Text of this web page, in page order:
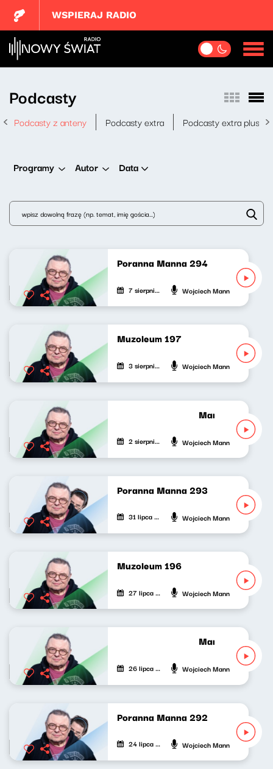
WSPIERAJ RADIO
Podcasty
Podcasty z anteny Podcasty extra Podcasty extra plus
Programy Autor Data
Poranna Manna 294
7 sierpnia 2026 Wojciech Mann
Muzoleum 197
3 sierpnia 2026 Wojciech Mann
Manniak po
2 sierpnia 2026 Wojciech Mann
Poranna Manna 293
31 lipca 2026 Wojciech Mann
Muzoleum 196
27 lipca 2026 Wojciech Mann
Manniak po
26 lipca 2026 Wojciech Mann
Poranna Manna 292
24 lipca 2026 Wojciech Mann